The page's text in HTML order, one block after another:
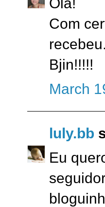
Com
Bjin!!!!!
March
luly.bb
Eu